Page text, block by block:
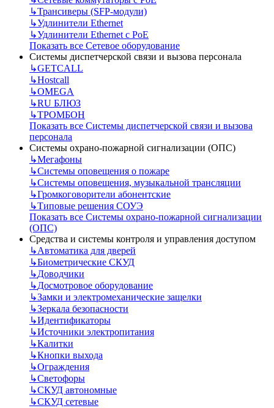
↳Трансиверы (SFP-модули)
↳Удлинители Ethernet
↳Удлинители Ethernet с PoE
Показать все Сетевое оборудование
Системы диспетчерской связи и вызова персонала
↳GETCALL
↳Hostcall
↳OMEGA
↳RU БЛЮЗ
↳ТРОМБОН
Показать все Системы диспетчерской связи и вызова
персонала
Системы охрано-пожарной сигнализации (ОПС)
↳Мегафоны
↳Системы оповещения о пожаре
↳Системы оповещения, музыкальной трансляции
↳Громкоговорители абонентские
↳Типовые решения СОУЭ
Показать все Системы охрано-пожарной сигнализации
(ОПС)
Средства и системы контроля и управления доступом
↳Автоматика для дверей
↳Биометрические СКУД
↳Доводчики
↳Досмотровое оборудование
↳Замки и электромеханические защелки
↳Зеркала безопасности
↳Идентификаторы
↳Источники электропитания
↳Калитки
↳Кнопки выхода
↳Ограждения
↳Светофоры
↳СКУД автономные
↳СКУД сетевые